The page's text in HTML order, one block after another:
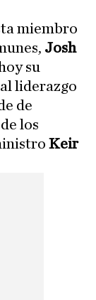
miembro
Josh
su
liderazgo
de
los
Keir